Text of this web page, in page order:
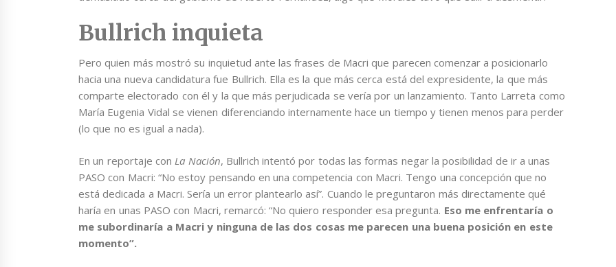
Bullrich inquieta
Pero quien más mostró su inquietud ante las frases de Macri que parecen comenzar a posicionarlo
hacia una nueva candidatura fue Bullrich. Ella es la que más cerca está del expresidente, la que más
comparte electorado con él y la que más perjudicada se vería por un lanzamiento. Tanto Larreta como
María Eugenia Vidal se vienen diferenciando internamente hace un tiempo y tienen menos para perder
(lo que no es igual a nada).
En un reportaje con La Nación, Bullrich intentó por todas las formas negar la posibilidad de ir a unas
PASO con Macri: “No estoy pensando en una competencia con Macri. Tengo una concepción que no
está dedicada a Macri. Sería un error plantearlo así”. Cuando le preguntaron más directamente qué
haría en unas PASO con Macri, remarcó: “No quiero responder esa pregunta. Eso me enfrentaría o
me subordinaría a Macri y ninguna de las dos cosas me parecen una buena posición en este
momento”.